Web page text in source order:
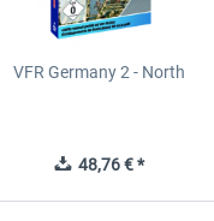
VFR Germany 2 - North
48,76 € *